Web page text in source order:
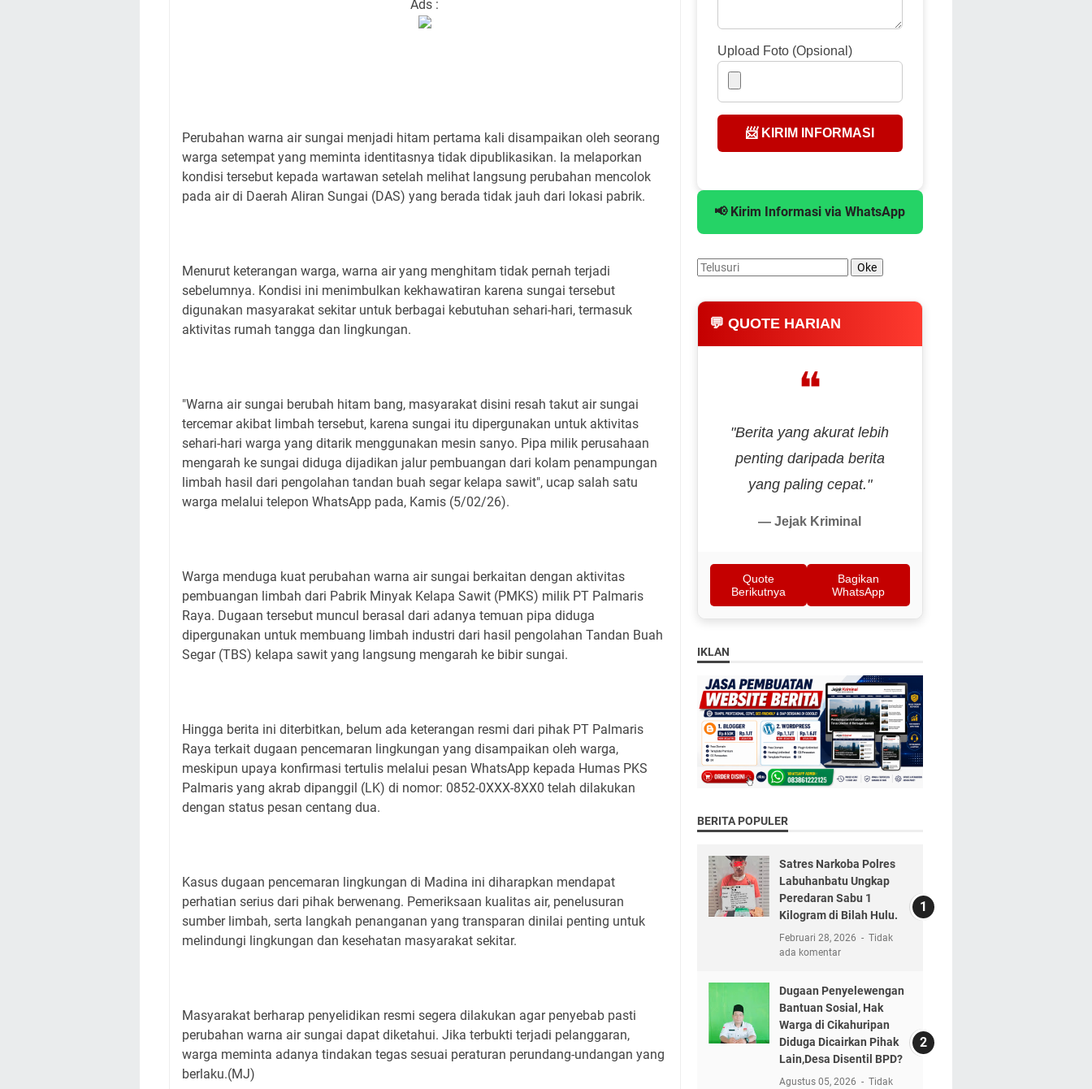
Ads :
Perubahan warna air sungai menjadi hitam pertama kali disampaikan oleh seorang
warga setempat yang meminta identitasnya tidak dipublikasikan. Ia melaporkan
kondisi tersebut kepada wartawan setelah melihat langsung perubahan mencolok
pada air di Daerah Aliran Sungai (DAS) yang berada tidak jauh dari lokasi pabrik.
Menurut keterangan warga, warna air yang menghitam tidak pernah terjadi
sebelumnya. Kondisi ini menimbulkan kekhawatiran karena sungai tersebut
digunakan masyarakat sekitar untuk berbagai kebutuhan sehari-hari, termasuk
aktivitas rumah tangga dan lingkungan.
"Warna air sungai berubah hitam bang, masyarakat disini resah takut air sungai
tercemar akibat limbah tersebut, karena sungai itu dipergunakan untuk aktivitas
sehari-hari warga yang ditarik menggunakan mesin sanyo. Pipa milik perusahaan
mengarah ke sungai diduga dijadikan jalur pembuangan dari kolam penampungan
limbah hasil dari pengolahan tandan buah segar kelapa sawit", ucap salah satu
warga melalui telepon WhatsApp pada, Kamis (5/02/26).
Warga menduga kuat perubahan warna air sungai berkaitan dengan aktivitas
pembuangan limbah dari Pabrik Minyak Kelapa Sawit (PMKS) milik PT Palmaris
Raya. Dugaan tersebut muncul berasal dari adanya temuan pipa diduga
dipergunakan untuk membuang limbah industri dari hasil pengolahan Tandan Buah
Segar (TBS) kelapa sawit yang langsung mengarah ke bibir sungai.
Hingga berita ini diterbitkan, belum ada keterangan resmi dari pihak PT Palmaris
Raya terkait dugaan pencemaran lingkungan yang disampaikan oleh warga,
meskipun upaya konfirmasi tertulis melalui pesan WhatsApp kepada Humas PKS
Palmaris yang akrab dipanggil (LK) di nomor: 0852-0XXX-8XX0 telah dilakukan
dengan status pesan centang dua.
Kasus dugaan pencemaran lingkungan di Madina ini diharapkan mendapat
perhatian serius dari pihak berwenang. Pemeriksaan kualitas air, penelusuran
sumber limbah, serta langkah penanganan yang transparan dinilai penting untuk
melindungi lingkungan dan kesehatan masyarakat sekitar.
Masyarakat berharap penyelidikan resmi segera dilakukan agar penyebab pasti
perubahan warna air sungai dapat diketahui. Jika terbukti terjadi pelanggaran,
warga meminta adanya tindakan tegas sesuai peraturan perundang-undangan yang
berlaku.(MJ)
Upload Foto (Opsional)
📨 KIRIM INFORMASI
📢 Kirim Informasi via WhatsApp
💬 QUOTE HARIAN
❝
"Berita yang akurat lebih
penting daripada berita
yang paling cepat."
— Jejak Kriminal
Quote
Berikutnya
Bagikan
WhatsApp
IKLAN
BERITA POPULER
Satres Narkoba Polres
Labuhanbatu Ungkap
Peredaran Sabu 1
Kilogram di Bilah Hulu.
Februari 28, 2026
Tidak
ada komentar
Dugaan Penyelewengan
Bantuan Sosial, Hak
Warga di Cikahuripan
Diduga Dicairkan Pihak
Lain,Desa Disentil BPD?
Agustus 05, 2026
Tidak